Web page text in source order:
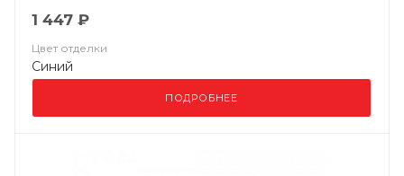
1 447 ₽
Цвет отделки
Синий
ПОДРОБНЕЕ